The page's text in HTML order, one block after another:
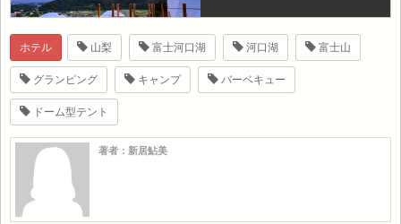
ホテル 山梨 富士河口湖 河口湖 富士山
グランピング キャンプ バーベキュー
ドーム型テント
著者：新居鮎美